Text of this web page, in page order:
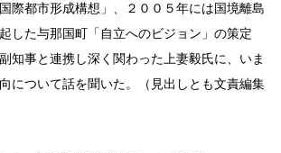
際都市形成構想」、２００５年には国境離島
した与那国町「自立へのビジョン」の策定
知事と連携し深く関わった上妻毅氏に、いま
について話を聞いた。（見出しとも文責編集